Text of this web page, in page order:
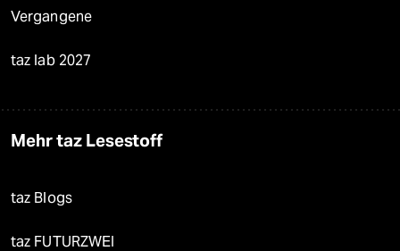
Vergangene
taz lab 2027
Mehr taz Lesestoff
taz Blogs
taz FUTURZWEI